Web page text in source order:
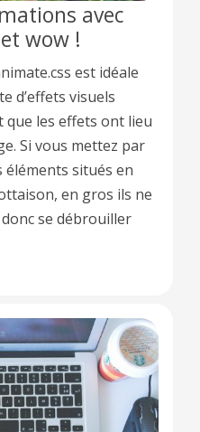
avec
wow !
est idéale
d’effets visuels
que les effets ont lieu
Si vous mettez par
éléments situés en
en gros ils ne
se débrouiller